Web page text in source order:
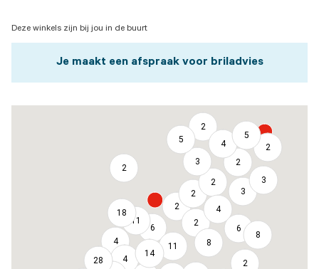
Deze winkels zijn bij jou in de buurt
Je maakt een afspraak voor briladvies
2
28
18
4
11
5
4
6
14
2
3
2
2
4
11
2
2
5
4
2
8
3
2
6
3
8
2